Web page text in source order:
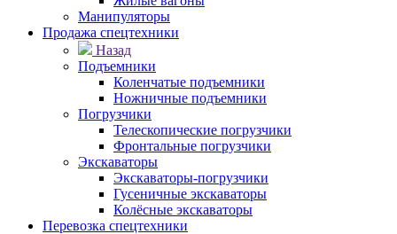
Манипуляторы
Продажа спецтехники
Назад
Подъемники
Коленчатые подъемники
Ножничные подъемники
Погрузчики
Телескопические погрузчики
Фронтальные погрузчики
Экскаваторы
Экскаваторы-погрузчики
Гусеничные экскаваторы
Колёсные экскаваторы
Перевозка спецтехники